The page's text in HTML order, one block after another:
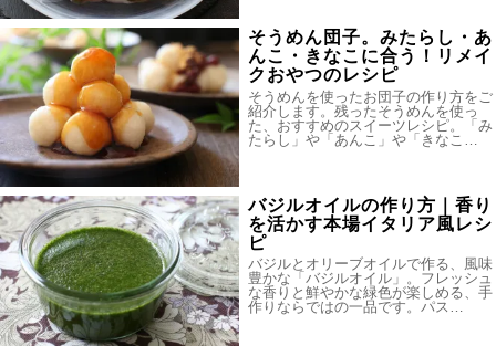
そうめん団子。みたらし・あ
んこ・きなこに合う！リメイ
クおやつのレシピ
そうめんを使ったお団子の作り方をご
紹介します。残ったそうめんを使っ
た、おすすめのスイーツレシピ。「み
たらし」や「あんこ」や「きなこ…
バジルオイルの作り方｜香り
を活かす本場イタリア風レシ
ピ
バジルとオリーブオイルで作る、風味
豊かな「バジルオイル」。フレッシュ
な香りと鮮やかな緑色が楽しめる、手
作りならではの一品です。パス…